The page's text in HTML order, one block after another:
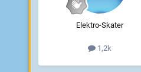
Elektro-Skater
1,2k